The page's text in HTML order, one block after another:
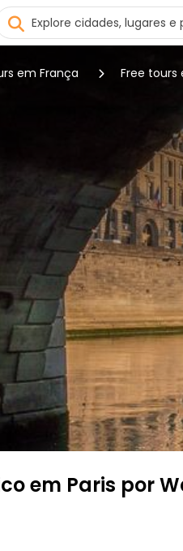
em França Free tours
em Paris por